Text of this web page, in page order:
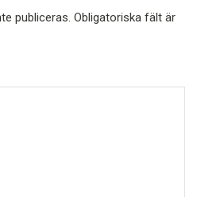
publiceras. Obligatoriska fält är